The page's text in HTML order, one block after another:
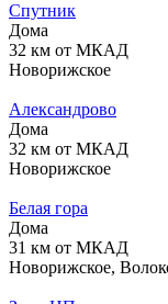
Спутник
Дома
32 км от МКАД
Новорижское
Александрово
Дома
32 км от МКАД
Новорижское
Белая гора
Дома
31 км от МКАД
Новорижское,